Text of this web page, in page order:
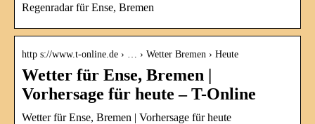
Regenradar für Ense, Bremen
http s://www.t-online.de › … › Wetter Bremen › Heute
Wetter für Ense, Bremen |
Vorhersage für heute – T-Online
Wetter für Ense, Bremen | Vorhersage für heute